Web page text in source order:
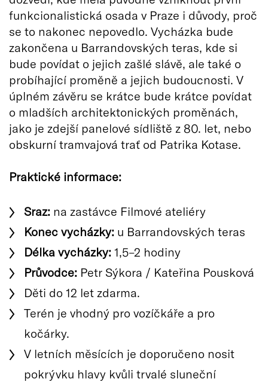
funkcionalistická osada v Praze i důvody, proč
se to nakonec nepovedlo. Vycházka bude
zakončena u Barrandovských teras, kde si
bude povídat o jejich zašlé slávě, ale také o
probíhající proměně a jejich budoucnosti. V
úplném závěru se krátce bude krátce povídat
o mladších architektonických proměnách,
jako je zdejší panelové sídliště z 80. let, nebo
obskurní tramvajová trať od Patrika Kotase.
Praktické informace:
Sraz: na zastávce Filmové ateliéry
Konec vycházky: u Barrandovských teras
Délka vycházky: 1,5–2 hodiny
Průvodce: Petr Sýkora / Kateřina Pousková
Děti do 12 let zdarma.
Terén je vhodný pro vozíčkáře a pro
kočárky.
V letních měsících je doporučeno nosit
pokrývku hlavy kvůli trvalé sluneční